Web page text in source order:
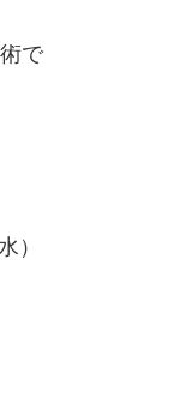
で
）